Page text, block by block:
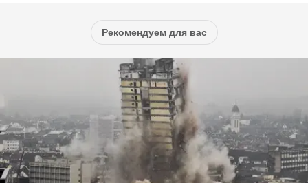
Рекомендуем для вас